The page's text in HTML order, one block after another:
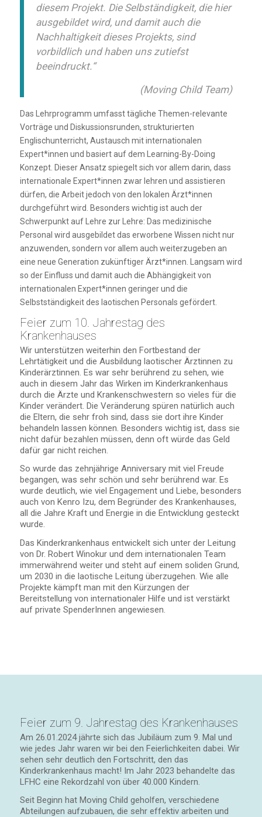
diesem Projekt. Die Selbständigkeit, die hier
ausgebildet wird, und damit auch die
Nachhaltigkeit dieses Projekts, sind
vorbildlich und haben uns zutiefst
beeindruckt.“
(Moving Child Team)
Das Lehrprogramm umfasst tägliche Themen-relevante
Vorträge und Diskussionsrunden, strukturierten
Englischunterricht, Austausch mit internationalen
Expert*innen und basiert auf dem Learning-By-Doing
Konzept. Dieser Ansatz spiegelt sich vor allem darin, dass
internationale Expert*innen zwar lehren und assistieren
dürfen, die Arbeit jedoch von den lokalen Ärzt*innen
durchgeführt wird. Besonders wichtig ist auch der
Schwerpunkt auf Lehre zur Lehre: Das medizinische
Personal wird ausgebildet das erworbene Wissen nicht nur
anzuwenden, sondern vor allem auch weiterzugeben an
eine neue Generation zukünftiger Ärzt*innen. Langsam wird
so der Einfluss und damit auch die Abhängigkeit von
internationalen Expert*innen geringer und die
Selbstständigkeit des laotischen Personals gefördert.
Feier zum 10. Jahrestag des
Krankenhauses
Wir unterstützen weiterhin den Fortbestand der
Lehrtätigkeit und die Ausbildung laotischer Ärztinnen zu
Kinderärztinnen. Es war sehr berührend zu sehen, wie
auch in diesem Jahr das Wirken im Kinderkrankenhaus
durch die Ärzte und Krankenschwestern so vieles für die
Kinder verändert. Die Veränderung spüren natürlich auch
die Eltern, die sehr froh sind, dass sie dort ihre Kinder
behandeln lassen können. Besonders wichtig ist, dass sie
nicht dafür bezahlen müssen, denn oft würde das Geld
dafür gar nicht reichen.
So wurde das zehnjährige Anniversary mit viel Freude
begangen, was sehr schön und sehr berührend war. Es
wurde deutlich, wie viel Engagement und Liebe, besonders
auch von Kenro Izu, dem Begründer des Krankenhauses,
all die Jahre Kraft und Energie in die Entwicklung gesteckt
wurde.
Das Kinderkrankenhaus entwickelt sich unter der Leitung
von Dr. Robert Winokur und dem internationalen Team
immerwährend weiter und steht auf einem soliden Grund,
um 2030 in die laotische Leitung überzugehen. Wie alle
Projekte kämpft man mit den Kürzungen der
Bereitstellung von internationaler Hilfe und ist verstärkt
auf private SpenderInnen angewiesen.
Feier zum 9. Jahrestag des Krankenhauses
Am 26.01.2024 jährte sich das Jubiläum zum 9. Mal und
wie jedes Jahr waren wir bei den Feierlichkeiten dabei. Wir
sehen sehr deutlich den Fortschritt, den das
Kinderkrankenhaus macht! Im Jahr 2023 behandelte das
LFHC eine Rekordzahl von über 40.000 Kindern.
Seit Beginn hat Moving Child geholfen, verschiedene
Abteilungen aufzubauen, die sehr effektiv arbeiten und